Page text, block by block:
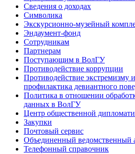
Сведения о доходах
Символика
Экскурсионно-музейный
Эндаумент-фонд
Сотрудникам
Партнерам
Поступающим в ВолГУ
Противодействие коррупции
Противодействие экстремизму
профилактика девиантного
Политика в отношении
данных в ВолГУ
Центр общественной
Закупки
Почтовый сервис
Объединенный ведомственный
Телефонный справочник